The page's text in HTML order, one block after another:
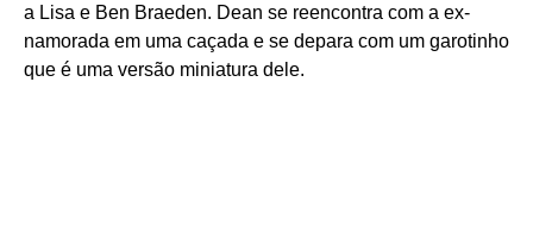
a Lisa e Ben Braeden. Dean se reencontra com a ex-
namorada em uma caçada e se depara com um garotinho
que é uma versão miniatura dele.